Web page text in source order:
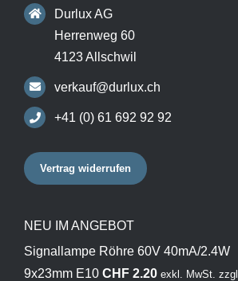
Durlux AG
Herrenweg 60
4123 Allschwil
verkauf@durlux.ch
+41 (0) 61 692 92 92
Vertrag widerrufen
NEU IM ANGEBOT
Signallampe Röhre 60V 40mA/2.4W
9x23mm E10 CHF2.20 exkl. MwSt. zzgl.